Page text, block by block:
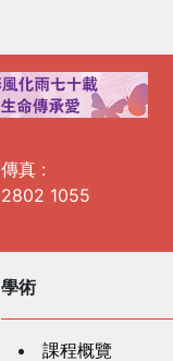
傳真 :
2802 1055
學術
課程概覽